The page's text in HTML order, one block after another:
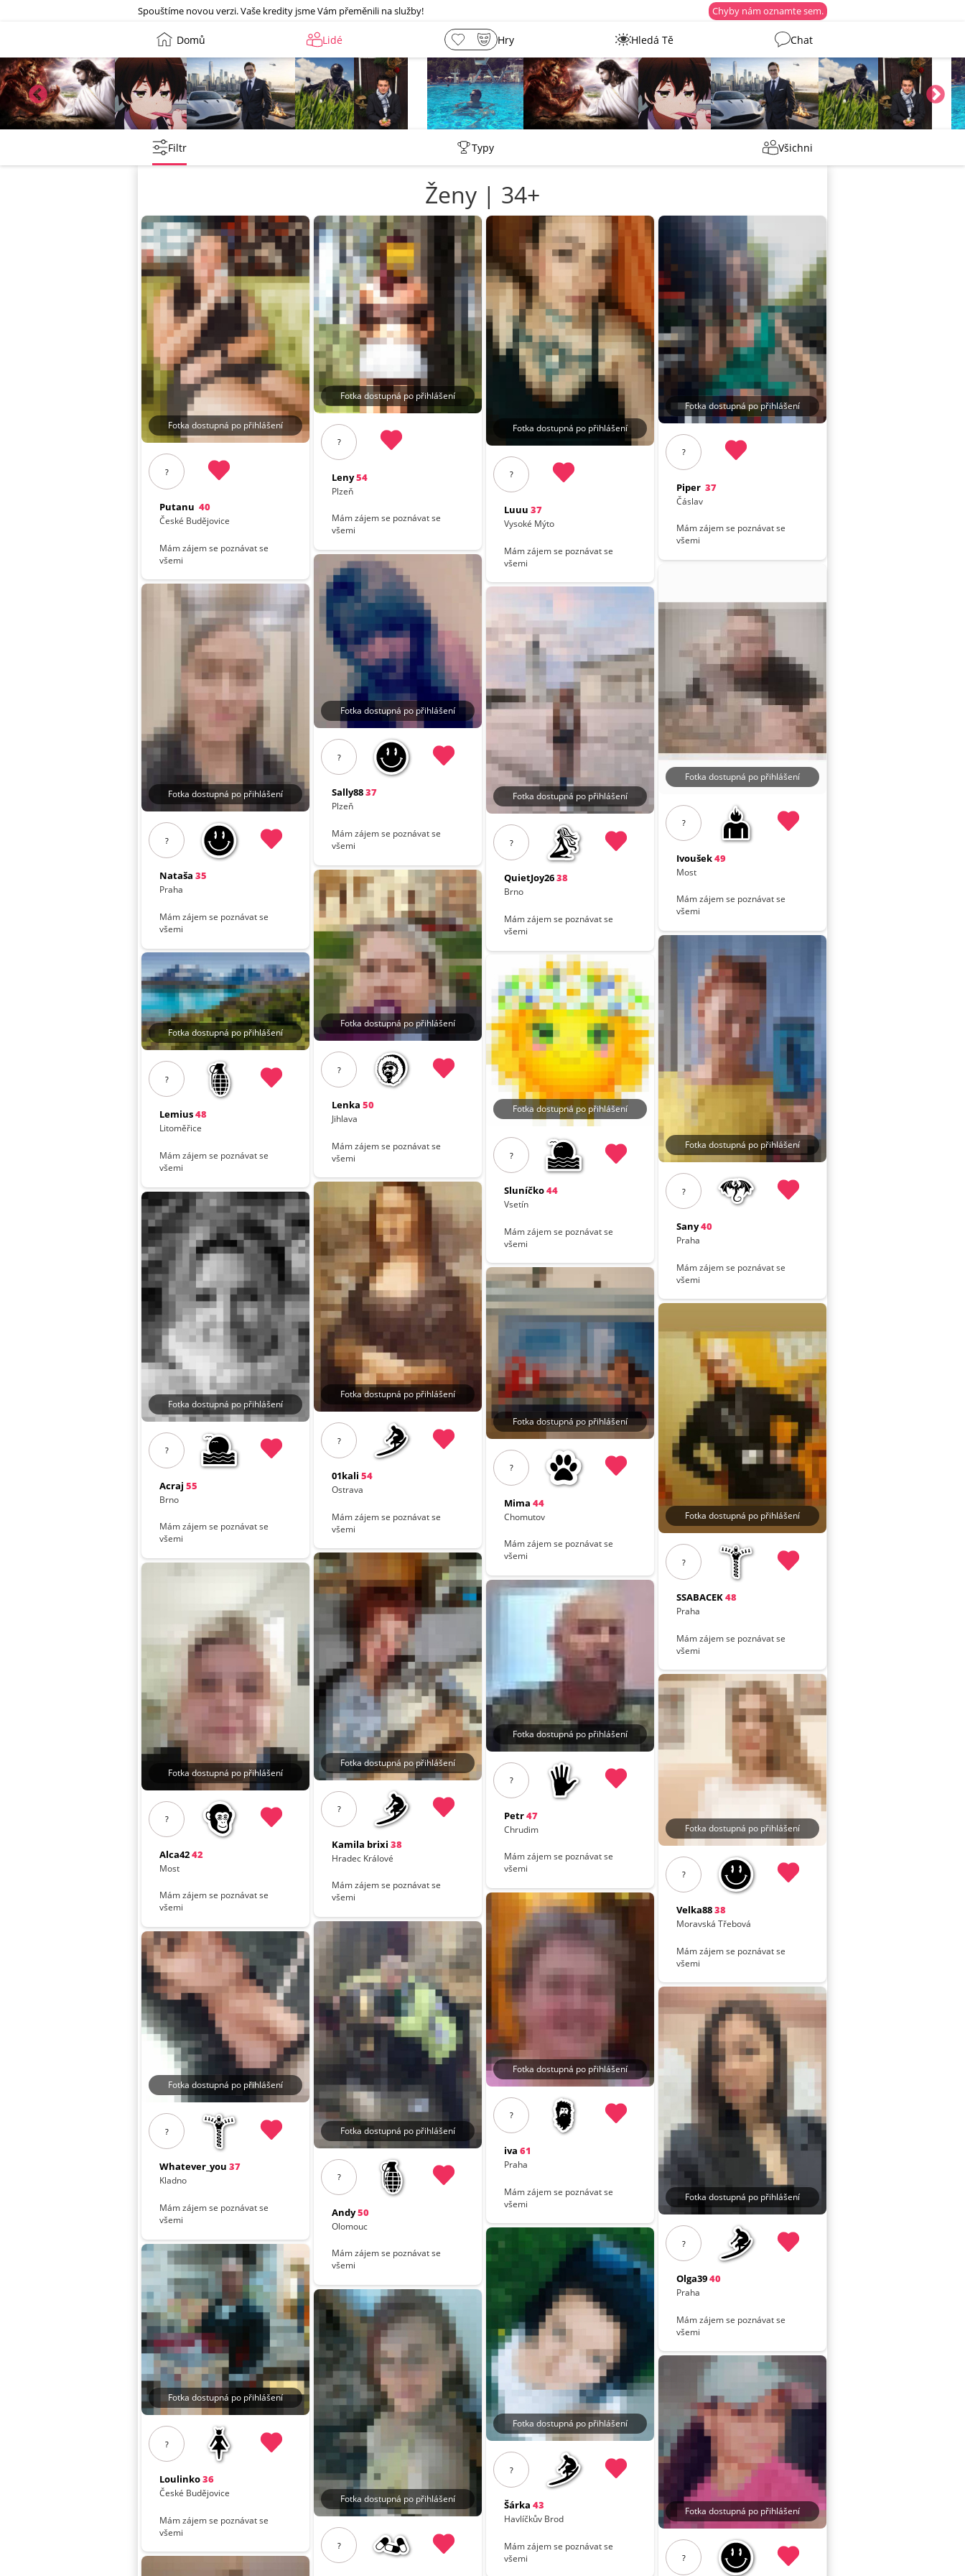
Spouštíme novou verzi. Vaše kredity jsme Vám přeměnili na služby! Chyby nám oznamte sem.
Domů Lidé Hry Hledá Tě Chat
Tentakovy
Filtr Typy Všichni
Ženy | 34+
Fotka dostupná po přihlášení
?
Putanu 40
České Budějovice
Mám zájem se poznávat se
všemi
Fotka dostupná po přihlášení
?
Nataša 35
Praha
Mám zájem se poznávat se
všemi
Fotka dostupná po přihlášení
?
Lemius48
Litoměřice
Mám zájem se poznávat se
všemi
Fotka dostupná po přihlášení
?
Acraj 55
Brno
Mám zájem se poznávat se
všemi
Fotka dostupná po přihlášení
?
Alca4242
Most
Mám zájem se poznávat se
všemi
Fotka dostupná po přihlášení
?
Whatever_you 37
Kladno
Mám zájem se poznávat se
všemi
Fotka dostupná po přihlášení
?
Loulinko36
České Budějovice
Mám zájem se poznávat se
všemi
Fotka dostupná po přihlášení
?
Leny54
Plzeň
Mám zájem se poznávat se
všemi
Fotka dostupná po přihlášení
?
Sally8837
Plzeň
Mám zájem se poznávat se
všemi
Fotka dostupná po přihlášení
?
Lenka 50
Jihlava
Mám zájem se poznávat se
všemi
Fotka dostupná po přihlášení
?
01kali 54
Ostrava
Mám zájem se poznávat se
všemi
Fotka dostupná po přihlášení
?
Kamila brixi 38
Hradec Králové
Mám zájem se poznávat se
všemi
Fotka dostupná po přihlášení
?
Andy50
Olomouc
Mám zájem se poznávat se
všemi
Fotka dostupná po přihlášení
?
Fotka dostupná po přihlášení
?
Luuu 37
Vysoké Mýto
Mám zájem se poznávat se
všemi
Fotka dostupná po přihlášení
?
QuietJoy2638
Brno
Mám zájem se poznávat se
všemi
Fotka dostupná po přihlášení
?
Sluníčko44
Vsetín
Mám zájem se poznávat se
všemi
Fotka dostupná po přihlášení
?
Mima 44
Chomutov
Mám zájem se poznávat se
všemi
Fotka dostupná po přihlášení
?
Petr47
Chrudim
Mám zájem se poznávat se
všemi
Fotka dostupná po přihlášení
?
iva 61
Praha
Mám zájem se poznávat se
všemi
Fotka dostupná po přihlášení
?
Šárka 43
Havlíčkův Brod
Mám zájem se poznávat se
všemi
Fotka dostupná po přihlášení
?
Piper 37
Čáslav
Mám zájem se poznávat se
všemi
Fotka dostupná po přihlášení
?
Ivoušek49
Most
Mám zájem se poznávat se
všemi
Fotka dostupná po přihlášení
?
Sany40
Praha
Mám zájem se poznávat se
všemi
Fotka dostupná po přihlášení
?
SSABACEK48
Praha
Mám zájem se poznávat se
všemi
Fotka dostupná po přihlášení
?
Velka8838
Moravská Třebová
Mám zájem se poznávat se
všemi
Fotka dostupná po přihlášení
?
Olga3940
Praha
Mám zájem se poznávat se
všemi
Fotka dostupná po přihlášení
?